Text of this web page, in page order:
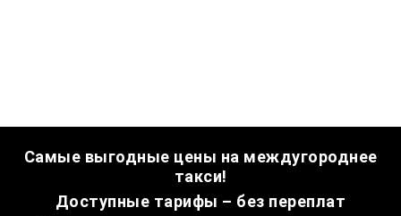
Самые выгодные цены на междугороднее
такси!
Доступные тарифы – без переплат